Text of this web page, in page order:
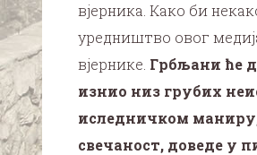
вјерника. Како би
уредништво овог
вјернике. Грбљани ће
изнио низ грубих
иследничком маниру,
свечаност, доведе у